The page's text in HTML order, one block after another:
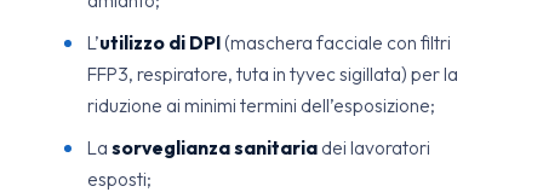
L’utilizzo di DPI (maschera facciale con filtri
FFP3, respiratore, tuta in tyvec sigillata) per la
riduzione ai minimi termini dell’esposizione;
La sorveglianza sanitaria dei lavoratori
esposti;